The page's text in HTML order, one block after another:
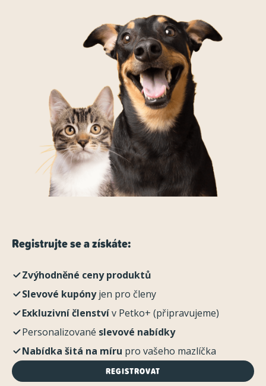
Registrujte se a získáte:
Zvýhodněné ceny produktů
Slevové kupónyjen pro členy
Exkluzivní členstvív Petko+ (připravujeme)
Personalizované slevové nabídky
Nabídka šitá na míru pro vašeho mazlíčka
REGISTROVAT